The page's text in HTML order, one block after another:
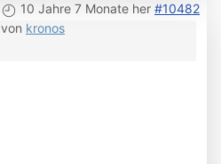
10 Jahre 7 Monate her #10482
von kronos